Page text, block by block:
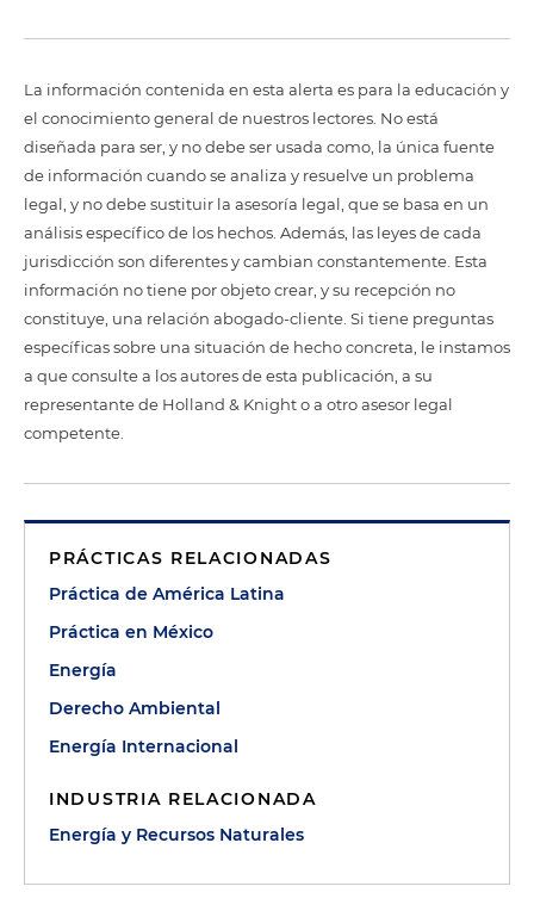
La información contenida en esta alerta es para la educación y
el conocimiento general de nuestros lectores. No está
diseñada para ser, y no debe ser usada como, la única fuente
de información cuando se analiza y resuelve un problema
legal, y no debe sustituir la asesoría legal, que se basa en un
análisis específico de los hechos. Además, las leyes de cada
jurisdicción son diferentes y cambian constantemente. Esta
información no tiene por objeto crear, y su recepción no
constituye, una relación abogado-cliente. Si tiene preguntas
específicas sobre una situación de hecho concreta, le instamos
a que consulte a los autores de esta publicación, a su
representante de Holland & Knight o a otro asesor legal
competente.
PRÁCTICAS RELACIONADAS
Práctica de América Latina
Práctica en México
Energía
Derecho Ambiental
Energía Internacional
INDUSTRIA RELACIONADA
Energía y Recursos Naturales